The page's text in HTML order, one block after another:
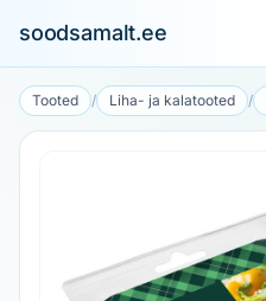
soodsamalt.ee
Tooted / Liha- ja kalatooted /